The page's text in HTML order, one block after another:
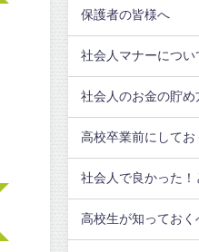
保護者の皆様へ
社会人マナーについ
社会人のお金の貯め
高校卒業前にしてお
社会人で良かった
高校生が知っておく